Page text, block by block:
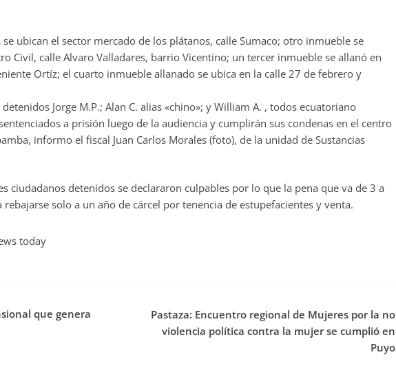
ubican el sector mercado de los plátanos, calle Sumaco; otro inmueble se
Civil, calle Alvaro Valladares, barrio Vicentino; un tercer inmueble se allanó en
Ortíz; el cuarto inmueble allanado se ubica en la calle 27 de febrero y
Jorge M.P.; Alan C. alias «chino»; y William A. , todos ecuatoriano
a prisión luego de la audiencia y cumplirán sus condenas en el centro
informo el fiscal Juan Carlos Morales (foto), de la unidad de Sustancias
ciudadanos detenidos se declararon culpables por lo que la pena que va de 3 a
solo a un año de cárcel por tenencia de estupefacientes y venta.
today
que genera
Pastaza: Encuentro regional de Mujeres por la no
violencia política contra la mujer se cumplió en
Puyo